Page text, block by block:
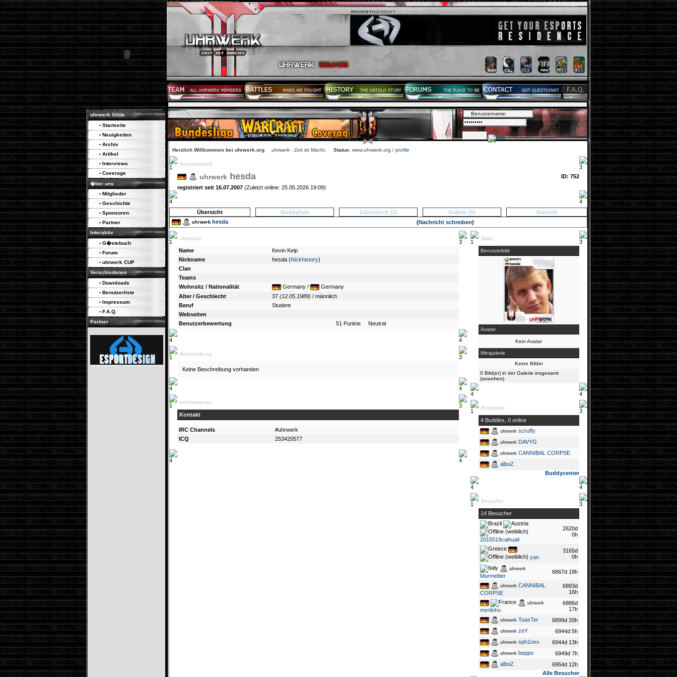
uhrwerk Gilde
Startseite
Neuigkeiten
Archiv
Artikel
Interviews
Coverage
�ber uns
Mitglieder
Geschichte
Sponsoren
Partner
Interaktiv
G�stebuch
Forum
uhrwerk CUP
Verschiedenes
Downloads
Benutzerliste
Impressum
F.A.Q.
Partner
Herzlich Willkommen bei uhrwerk.org uhrwerk - Zeit ist Macht. Status: www.uhrwerk.org / profile
Benutzerprofil
uhrwerk hesda
ID: 752
registriert seit 16.07.2007 (Zuletzt online: 25.05.2026 19:09)
Übersicht Buddyliste Gästebuch (2) Galerie (0) Statistik
uhrwerk hesda (Nachricht schreiben)
Übersicht
Name
Kevin Keip
Nickname
hesda (Nickhistory)
Clan
Teams
Wohnsitz / Nationalität
Germany /
Germany
Alter / Geschlecht
37 (12.05.1989) / männlich
Beruf
Student
Webseiten
Benutzerbewertung
51 Punkte Neutral
Beschreibung
Keine Beschreibung vorhanden
Informationen
Kontakt
IRC Channels
#uhrwerk
ICQ
253420577
Bilder
Benutzerbild
Avatar
Kein Avatar
Minigalerie
Keine Bilder
0 Bild(er) in der Galerie insgesamt
(ansehen)
Buddyliste
4 Buddies, 0 online
uhrwerk scruffy
uhrwerk DAVYG
uhrwerk CANNIBAL CORPSE
alboZ
Buddycenter
Besucher
14 Besucher
2015519caihuali
2620d
0h
yan
3165d
0h
uhrwerk
Murmeltier
6867d 18h
uhrwerk CANNIBAL
CORPSE
6883d
16h
uhrwerk
merlinho
6886d
17h
uhrwerk ToasTer 6899d 20h
uhrwerk zeY 6944d 5h
uhrwerk sph1nxx 6944d 13h
uhrwerk beppo
6949d 7h
alboZ
6954d 12h
Alle Besucher